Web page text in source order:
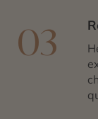
03